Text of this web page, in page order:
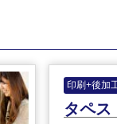
印刷+後加
タペス